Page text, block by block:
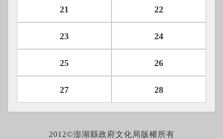
21 22
23 24
25 26
27 28
2012©澎湖縣政府文化局版權所有